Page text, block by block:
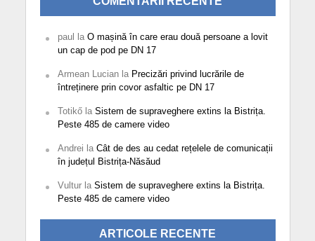
paul la O mașină în care erau două persoane a lovit
un cap de pod pe DN 17
Armean Lucianla Precizări privind lucrările de
întreținere prin covor asfaltic pe DN 17
Totikőla Sistem de supraveghere extins la Bistrița.
Peste 485 de camere video
Andrei la Cât de des au cedat rețelele de comunicații
în județul Bistrița-Năsăud
Vulturla Sistem de supraveghere extins la Bistrița.
Peste 485 de camere video
ARTICOLE RECENTE